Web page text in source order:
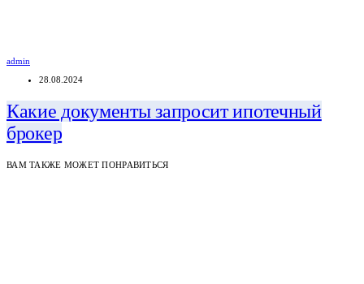
admin
28.08.2024
Какие документы запросит ипотечный
брокер
ВАМ ТАКЖЕ МОЖЕТ ПОНРАВИТЬСЯ